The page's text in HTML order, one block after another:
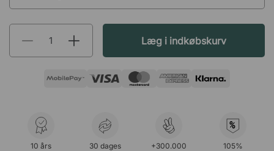
Læg i indkøbskurv
10 års
30 dages
+300.000
%
105%